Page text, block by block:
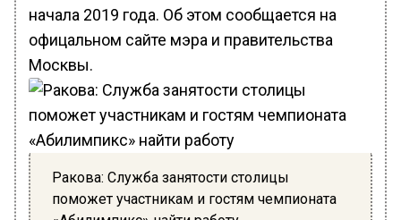
начала 2019 года. Об этом сообщается на
офицальном сайте мэра и правительства
Москвы.
Ракова: Служба занятости столицы
поможет участникам и гостям чемпионата